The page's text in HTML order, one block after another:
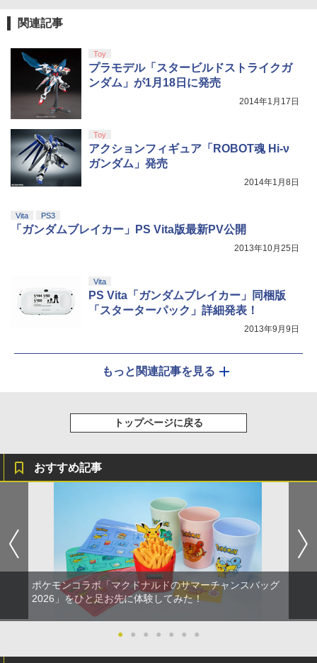
関連記事
Toy
プラモデル「スタービルドストライクガ
ンダム」が1月18日に発売
2014年1月17日
Toy
アクションフィギュア「ROBOT魂 Hi-ν
ガンダム」発売
2014年1月8日
Vita PS3
「ガンダムブレイカー」PS Vita版最新PV公開
2013年10月25日
Vita
PS Vita「ガンダムブレイカー」同梱版
「スターターパック」詳細発表！
2013年9月9日
もっと関連記事を見る
トップページに戻る
おすすめ記事
ポケモンコラボ「マクドナルドのサマーチャンスバッグ
2026」をひと足お先に体験してみた！
● ● ● ● ● ● ●